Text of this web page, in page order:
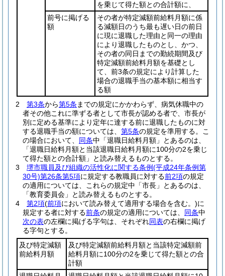
を乗じて得た額との合計額に、
前号に掲げる
額
その者が特定減額前給料月額に係
る減額日のうち最も遅い日の前日
に現に退職した理由と同一の理由
により退職したものとし、かつ、
その者の同日までの勤続期間及び
特定減額前給料月額を基礎とし
て、前3条の規定により計算した
場合の退職手当の基本額に相当す
る額
2
第3条から第5条 までの規定にかかわらず、病気休職中の
者その他これに準ずる者として市長が認める者で、市長が
別に定める基準により定年に達する前に退職したものに対
する退職手当の額については、 第5条の規定を準用する。
こ
の場合において、 同条中「退職日給料月額」とあるのは、
「退職日給料月額と当該退職日給料月額に100分の2を乗じ
て得た額との合計額」と読み替えるものとする。
3
堺市職員及び組織の活性化に関する条例(平成24年条例第
30号)第26条第5項に規定する教職員に対する前2項の規定
の適用については、これらの規定中「市長」とあるのは、
「教育委員会」と読み替えるものとする。
4
第2項(前項において読み替えて適用する場合を含む。)に
規定する者に対する前条の規定の適用については、 同条中
次の表の左欄に掲げる字句は、それぞれ同表の右欄に掲げ
る字句とする。
及び特定減額
前給料月額
及び特定減額前給料月額と当該特定減額前
給料月額に100分の2を乗じて得た額との合
計額